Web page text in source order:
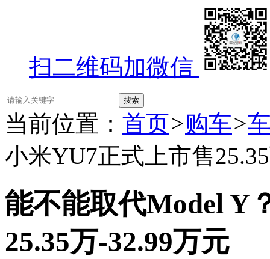
扫二维码加微信
当前位置： 首页>购车>
小米YU7正式上市售
能不能取代Model Y
25.35万-32.99万元